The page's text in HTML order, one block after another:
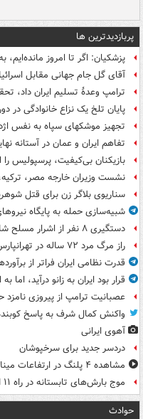
پربازدیدترین ها
پزشکیان: اگر تا امروز
آقای گل جام جهانی مقابل
ترامپ وعدۀ تسلیم ایران داد،
پایان تلخ یک نزاع خانوادگی در
تجهیز موشکهای سپاه به نفس
تفاهم ایران و عمان در آستانه
بازیکنان بی‌کیفیت، پرسپولیس را
نشست وزیران خارجه مصر،
سناریوی بلاگر زن برای قتل
شبیه‌سازی حمله به پایگاه
دستگیری ۸ نفر از اشرار مسلح شاخص و مرتبطین گروهک های تروریستی
راز مرگ مرد ۷۲ ساله در تهرانپارس فاش شد
قدرت نظامی ایران فراتر از
قرار بود ایران به زانو درآید،
عصبانیت ترامپ از پیروزی
واکنش کمال شرف به پاسخ
آهوی ایرانی
دردسر جدید برای سرخپوشان
مشاهده ۴ پلنگ در ارتفاعات میناب
موج بارش‌های تابستانه در راه ۱۱ استان
حوادث